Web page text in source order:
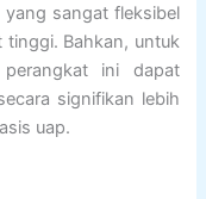
sangat fleksibel
Bahkan, untuk
ini dapat
signifikan lebih
uap.